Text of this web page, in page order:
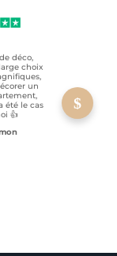
déco,
choix
un
été le cas
👍